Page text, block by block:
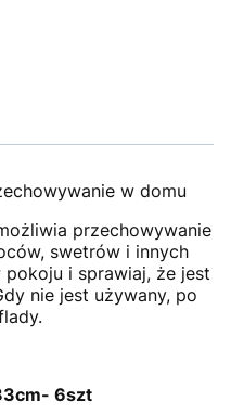
w domu
przechowywanie
swetrów i innych
pokoju i sprawiaj, że jest
nie jest używany, po
6szt